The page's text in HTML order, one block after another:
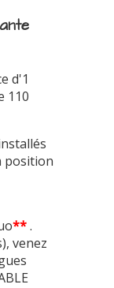
d'1
110
position
**.
venez